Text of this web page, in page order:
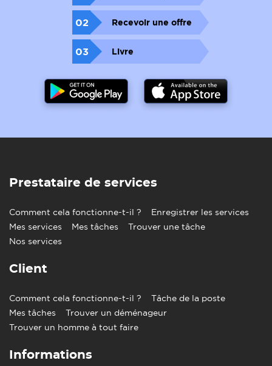
02 Recevoir une offre
03 Livre
Prestataire de services
Comment cela fonctionne-t-il ?
Enregistrer les services
Mes services
Mes tâches
Trouver une tâche
Nos services
Client
Comment cela fonctionne-t-il ?
Tâche de la poste
Mes tâches
Trouver un déménageur
Trouver un homme à tout faire
Informations